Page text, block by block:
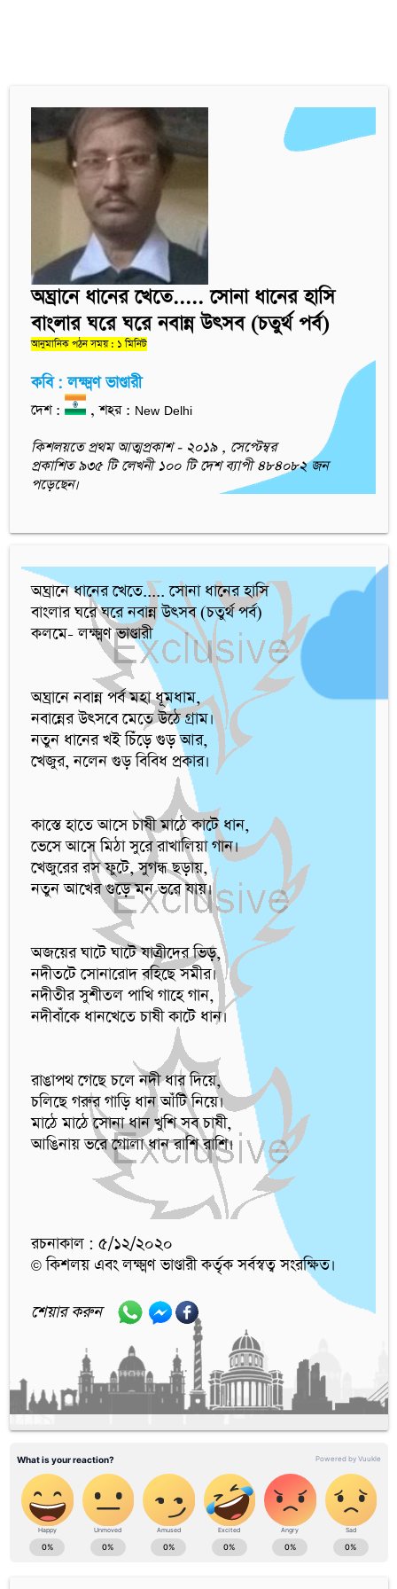
অঘ্রানে ধানের খেতে..... সোনা ধানের হাসি
বাংলার ঘরে ঘরে নবান্ন উত্সব (চতুর্থ পর্ব)
আনুমানিক পঠন সময় : ১ মিনিট
কবি : লক্ষ্মণ ভাণ্ডারী
দেশ :
, শহর : New Delhi
কিশলয়তে প্রথম আত্মপ্রকাশ - ২০১৯ , সেপ্টেম্বর
প্রকাশিত ৯৩৫ টি লেখনী ১০০ টি দেশ ব্যাপী ৪৮৪০৮২ জন
পড়েছেন।
অঘ্রানে ধানের খেতে..... সোনা ধানের হাসি
বাংলার ঘরে ঘরে নবান্ন উত্সব (চতুর্থ পর্ব)
কলমে- লক্ষ্মণ ভাণ্ডারী
অঘ্রানে নবান্ন পর্ব মহা ধূমধাম,
নবান্নের উত্সবে মেতে উঠে গ্রাম।
নতুন ধানের খই চিঁড়ে গুড় আর,
খেজুর, নলেন গুড় বিবিধ প্রকার।
কাস্তে হাতে আসে চাষী মাঠে কাটে ধান,
ভেসে আসে মিঠা সুরে রাখালিয়া গান।
খেজুরের রস ফুটে, সুগন্ধ ছড়ায়,
নতুন আখের গুড়ে মন ভরে যায়।
অজয়ের ঘাটে ঘাটে যাত্রীদের ভিড়,
নদীতটে সোনারোদ বহিছে সমীর।
নদীতীর সুশীতল পাখি গাহে গান,
নদীবাঁকে ধানখেতে চাষী কাটে ধান।
রাঙাপথ গেছে চলে নদী ধার দিয়ে,
চলিছে গরুর গাড়ি ধান আঁটি নিয়ে।
মাঠে মাঠে সোনা ধান খুশি সব চাষী,
আঙিনায় ভরে গোলা ধান রাশি রাশি।
রচনাকাল : ৫/১২/২০২০
© কিশলয় এবং লক্ষ্মণ ভাণ্ডারী কর্তৃক সর্বস্বত্ব সংরক্ষিত।
শেয়ার করুন